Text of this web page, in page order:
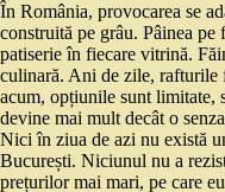
În România, provocarea se
construită pe grâu. Pâinea pe
patiserie în fiecare vitrină.
culinară. Ani de zile, rafturile
acum, opțiunile sunt limitate,
devine mai mult decât o
Nici în ziua de azi nu există
București. Niciunul nu a
prețurilor mai mari, pe care